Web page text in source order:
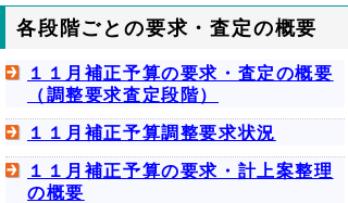
各段階ごとの要求・査定の概要
１１月補正予算の要求・査定の概要
（調整要求査定段階）
１１月補正予算調整要求状況
１１月補正予算の要求・計上案整理
の概要